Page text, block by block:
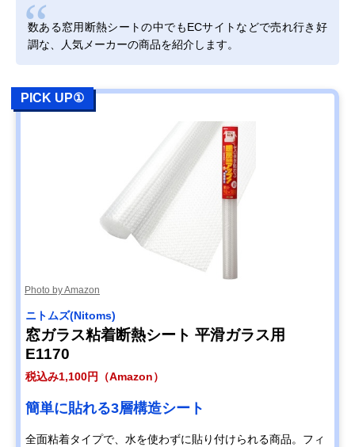
数ある窓用断熱シートの中でもECサイトなどで売れ行き好
調な、人気メーカーの商品を紹介します。
PICK UP①
Photo by Amazon
ニトムズ(Nitoms)
窓ガラス粘着断熱シート 平滑ガラス用
E1170
税込み1,100円（Amazon）
簡単に貼れる3層構造シート
全面粘着タイプで、水を使わずに貼り付けられる商品。フィ